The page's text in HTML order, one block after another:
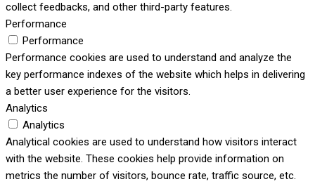
collect feedbacks, and other third-party features.
Performance
Performance
Performance cookies are used to understand and analyze the
key performance indexes of the website which helps in delivering
a better user experience for the visitors.
Analytics
Analytics
Analytical cookies are used to understand how visitors interact
with the website. These cookies help provide information on
metrics the number of visitors, bounce rate, traffic source, etc.